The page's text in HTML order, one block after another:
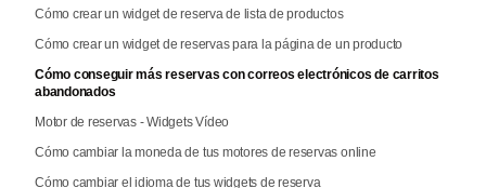
Cómo crear un widget de reserva de lista de productos
Cómo crear un widget de reservas para la página de un producto
Cómo conseguir más reservas con correos electrónicos de carritos
abandonados
Motor de reservas - Widgets Vídeo
Cómo cambiar la moneda de tus motores de reservas online
Cómo cambiar el idioma de tus widgets de reserva